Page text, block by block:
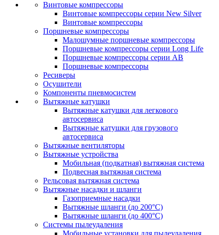
Винтовые компрессоры
Винтовые компрессоры серии New Silver
Винтовые компрессоры
Поршневые компрессоры
Малошумные поршневые компрессоры
Поршневые компрессоры серии Long Life
Поршневые компрессоры серии AB
Поршневые компрессоры
Ресиверы
Осушители
Компоненты пневмосистем
Вытяжные катушки
Вытяжные катушки для легкового
автосервиса
Вытяжные катушки для грузового
автосервиса
Вытяжные вентиляторы
Вытяжные устройства
Мобильная (подкатная) вытяжная система
Подвесная вытяжная система
Рельсовая вытяжная система
Вытяжные насадки и шланги
Газоприемные насадки
Вытяжные шланги (до 200°C)
Вытяжные шланги (до 400°C)
Системы пылеудаления
Мобильные установки для пылеудаления